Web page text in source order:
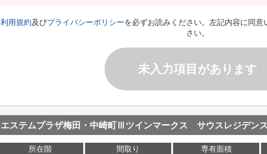
利用規約及びプライバシーポリシーを必ずお読みください。左記内容に同
さい。
未入力項目があります
エステムプラザ梅田・中崎町Ⅲツインマークス サウスレジデンス
所在階 間取り 専有面積